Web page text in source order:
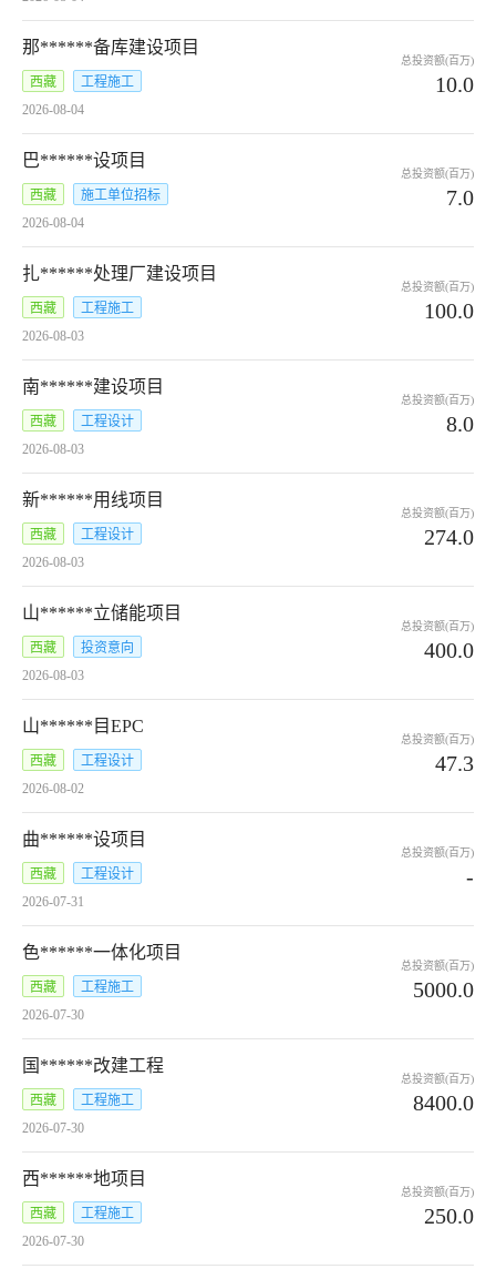
那******备库建设项目
西藏
工程施工
2026-08-04
总投资额(百万)
10.0
巴******设项目
西藏
施工单位招标
2026-08-04
总投资额(百万)
7.0
扎******处理厂建设项目
西藏
工程施工
2026-08-03
总投资额(百万)
100.0
南******建设项目
西藏
工程设计
2026-08-03
总投资额(百万)
8.0
新******用线项目
西藏
工程设计
2026-08-03
总投资额(百万)
274.0
山******立储能项目
西藏
投资意向
2026-08-03
总投资额(百万)
400.0
山******目EPC
西藏
工程设计
2026-08-02
总投资额(百万)
47.3
曲******设项目
西藏
工程设计
2026-07-31
总投资额(百万)
-
色******一体化项目
西藏
工程施工
2026-07-30
总投资额(百万)
5000.0
国******改建工程
西藏
工程施工
2026-07-30
总投资额(百万)
8400.0
西******地项目
西藏
工程施工
2026-07-30
总投资额(百万)
250.0